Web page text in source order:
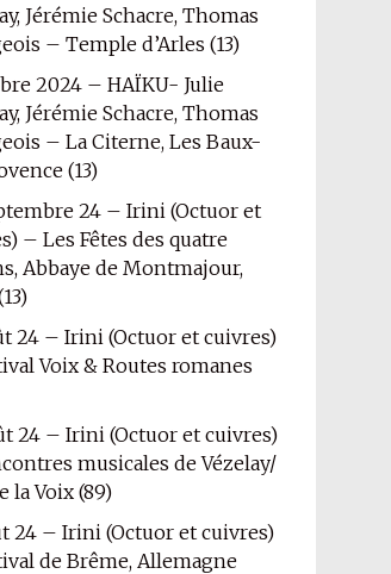
Jérémie Schacre, Thomas
– Temple d’Arles (13)
2024 – HAÏKU- Julie
Jérémie Schacre, Thomas
– La Citerne, Les Baux-
(13)
24 – Irini (Octuor et
– Les Fêtes des quatre
Abbaye de Montmajour,
24 – Irini (Octuor et cuivres)
Voix & Routes romanes
24 – Irini (Octuor et cuivres)
musicales de Vézelay/
la Voix (89)
24 – Irini (Octuor et cuivres)
de Brême, Allemagne